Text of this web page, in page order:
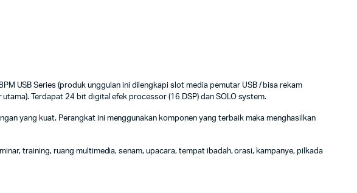
USB Series (produk unggulan ini dilengkapi slot media pemutar USB / bisa rekam
Terdapat 24 bit digital efek processor (16 DSP) dan SOLO system.
yang kuat. Perangkat ini menggunakan komponen yang terbaik maka menghasilkan
training, ruang multimedia, senam, upacara, tempat ibadah, orasi, kampanye, pilkada